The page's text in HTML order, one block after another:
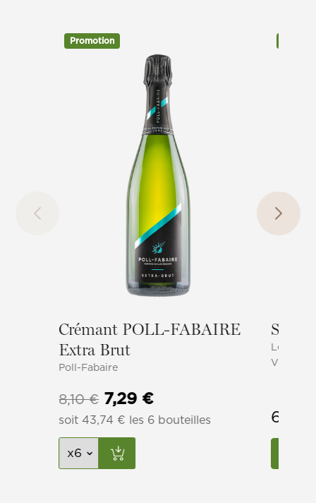
Promotion
Crémant POLL-FABAIRE
Extra Brut
Poll-Fabaire
8,10€ Le
prix
initial
était :
7,29 €Le
prix
soit 43,74 € les 6 bouteilles
Les
6,61